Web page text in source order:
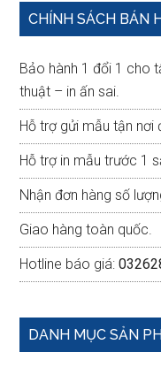
Primary
CHÍNH SÁCH BÁN
Bảo hành 1 đổi 1 cho
thuật – in ấn sai.
Hỗ trợ gửi mẫu tận nơi
Hỗ trợ in mẫu trước 1
Nhận đơn hàng số
Giao hàng toàn quốc.
Hotline báo giá:
DANH MỤC SẢN